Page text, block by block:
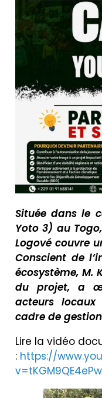
Située dans le
Yoto 3) au
Logové couvre
Conscient de
écosystème, M.
du projet, a
acteurs
cadre de
Lire la vidéo
: https://
v=tKGM9QE4ePw